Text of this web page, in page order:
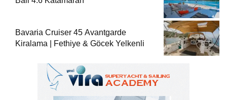
Bavaria Cruiser 45 Avantgarde
Kiralama | Fethiye & Göcek Yelkenli